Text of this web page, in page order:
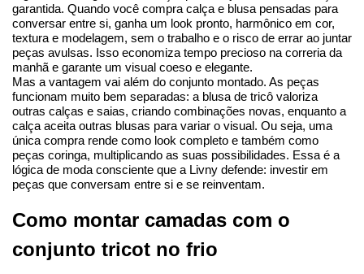
garantida. Quando você compra calça e blusa pensadas para
conversar entre si, ganha um look pronto, harmônico em cor,
textura e modelagem, sem o trabalho e o risco de errar ao juntar
peças avulsas. Isso economiza tempo precioso na correria da
manhã e garante um visual coeso e elegante.
Mas a vantagem vai além do conjunto montado. As peças
funcionam muito bem separadas: a blusa de tricô valoriza
outras calças e saias, criando combinações novas, enquanto a
calça aceita outras blusas para variar o visual. Ou seja, uma
única compra rende como look completo e também como
peças coringa, multiplicando as suas possibilidades. Essa é a
lógica de moda consciente que a Livny defende: investir em
peças que conversam entre si e se reinventam.
Como montar camadas com o
conjunto tricot no frio